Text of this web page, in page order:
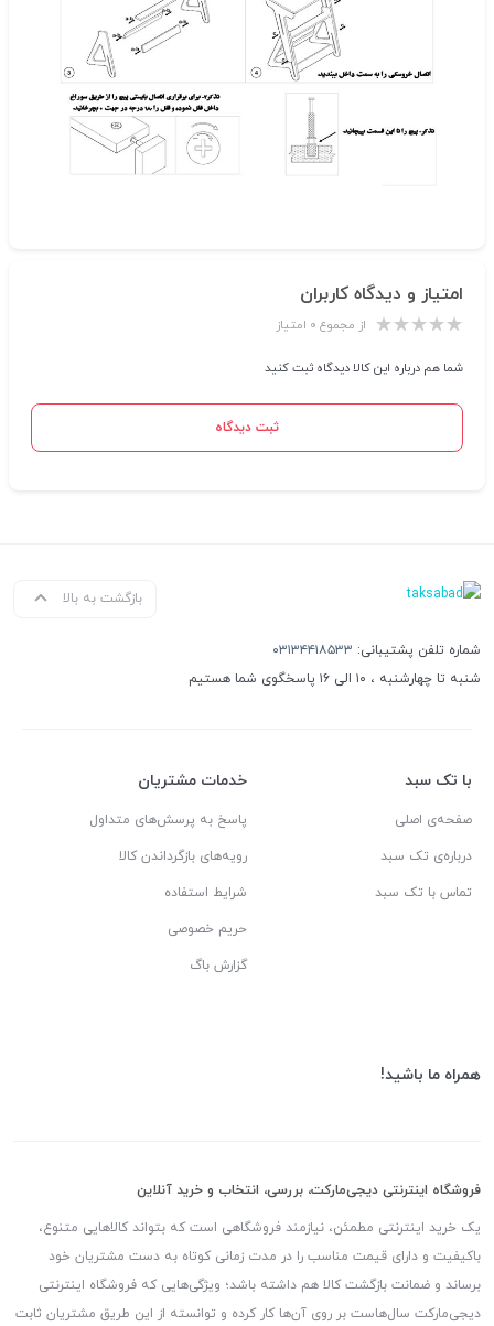
امتیاز و دیدگاه کاربران
از مجموع ۰ امتیاز
شما هم درباره این کالا دیدگاه ثبت کنید
ثبت دیدگاه
بازگشت به بالا
شماره تلفن پشتیبانی: ۰۳۱۳۴۴۱۸۵۳۳
شنبه تا چهارشنبه ، ۱۰ الی ۱۶ پاسخگوی شما هستیم
با تک سبد
صفحه‌ی اصلی
درباره‌ی تک سبد
تماس با تک سبد
خدمات مشتریان
پاسخ به پرسش‌های متداول
رویه‌های بازگرداندن کالا
شرایط استفاده
حریم خصوصی
گزارش باگ
همراه ما باشید!
فروشگاه اینترنتی دیجی‌مارکت، بررسی، انتخاب و خرید آنلاین
یک خرید اینترنتی مطمئن، نیازمند فروشگاهی است که بتواند کالاهایی متنوع،
باکیفیت و دارای قیمت مناسب را در مدت زمانی کوتاه به دست مشتریان خود
برساند و ضمانت بازگشت کالا هم داشته باشد؛ ویژگی‌هایی که فروشگاه اینترنتی
دیجی‌مارکت سال‌هاست بر روی آن‌ها کار کرده و توانسته از این طریق مشتریان ثابت